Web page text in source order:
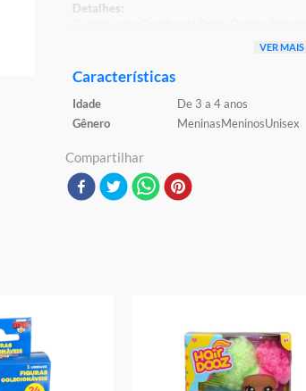
Detalhes:
Conteúdo da Embalagem: 2 Bonecos Miniatura
Material/Composição: Plástico
Marca: Multikids
Modelo: Braw Stars
Idade Indicada: 3+
Peso Aproximado: 0,100kg
VER MAIS
Características
Idade
De 3 a 4 anos
Gênero
MeninasMeninosUnisex
Compartilhar